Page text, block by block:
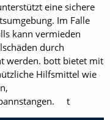
eine sichere
Im Falle
kann vermieden
durch
werden. bott bietet mit
Hilfsmittel wie
t